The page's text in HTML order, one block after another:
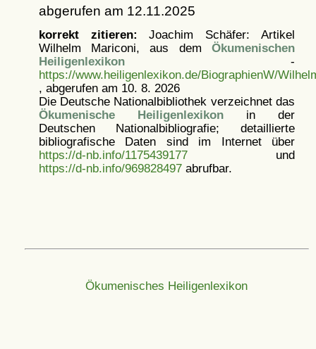
abgerufen am 12.11.2025
korrekt zitieren: Joachim Schäfer: Artikel
Wilhelm Mariconi, aus dem Ökumenischen
Heiligenlexikon-
https://www.heiligenlexikon.de/BiographienW/
, abgerufen am 10. 8. 2026
Die Deutsche Nationalbibliothek verzeichnet das
Ökumenische Heiligenlexikonin der
Deutschen Nationalbibliografie; detaillierte
bibliografische Daten sind im Internet über
https://d-nb.info/1175439177und
https://d-nb.info/969828497abrufbar.
Ökumenisches Heiligenlexikon